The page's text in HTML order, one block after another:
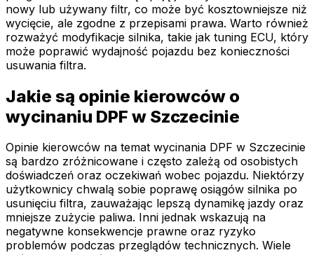
nowy lub używany filtr, co może być kosztowniejsze niż
wycięcie, ale zgodne z przepisami prawa. Warto również
rozważyć modyfikacje silnika, takie jak tuning ECU, który
może poprawić wydajność pojazdu bez konieczności
usuwania filtra.
Jakie są opinie kierowców o
wycinaniu DPF w Szczecinie
Opinie kierowców na temat wycinania DPF w Szczecinie
są bardzo zróżnicowane i często zależą od osobistych
doświadczeń oraz oczekiwań wobec pojazdu. Niektórzy
użytkownicy chwalą sobie poprawę osiągów silnika po
usunięciu filtra, zauważając lepszą dynamikę jazdy oraz
mniejsze zużycie paliwa. Inni jednak wskazują na
negatywne konsekwencje prawne oraz ryzyko
problemów podczas przeglądów technicznych. Wiele